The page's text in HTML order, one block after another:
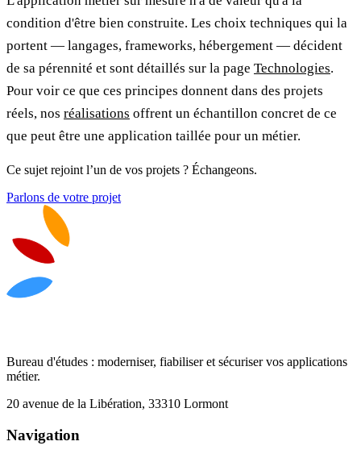
condition d'être bien construite. Les choix techniques qui la
portent — langages, frameworks, hébergement — décident
de sa pérennité et sont détaillés sur la page Technologies.
Pour voir ce que ces principes donnent dans des projets
réels, nos réalisations offrent un échantillon concret de ce
que peut être une application taillée pour un métier.
Ce sujet rejoint l’un de vos projets ? Échangeons.
Parlons de votre projet
Bureau d'études : moderniser, fiabiliser et sécuriser vos applications
métier.
20 avenue de la Libération, 33310 Lormont
Navigation